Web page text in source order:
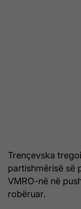
Trençevska
partishmërisë së
VMRO-në në
robëruar.